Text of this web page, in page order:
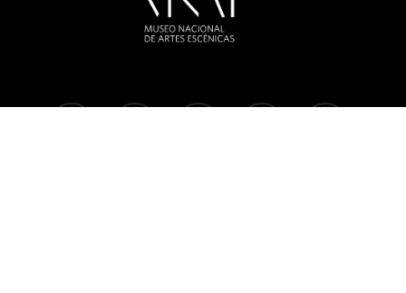
twitter facebooklinkedin youtube instagram